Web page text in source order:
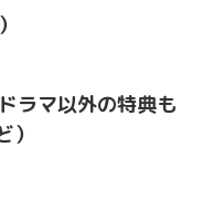
ラマ以外の特典も
）